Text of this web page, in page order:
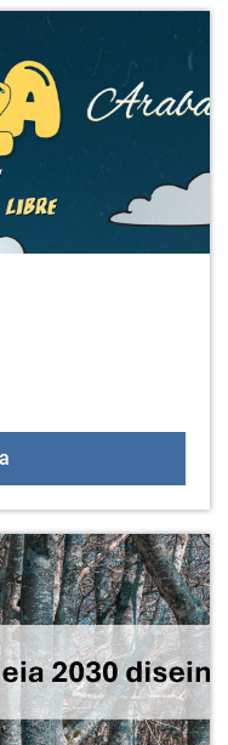
Korterraza en Durana